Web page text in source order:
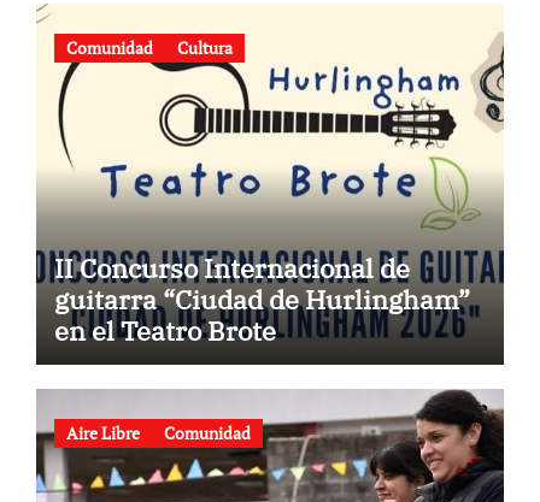
Comunidad Cultura
II Concurso Internacional de
guitarra “Ciudad de Hurlingham”
en el Teatro Brote
Aire Libre Comunidad